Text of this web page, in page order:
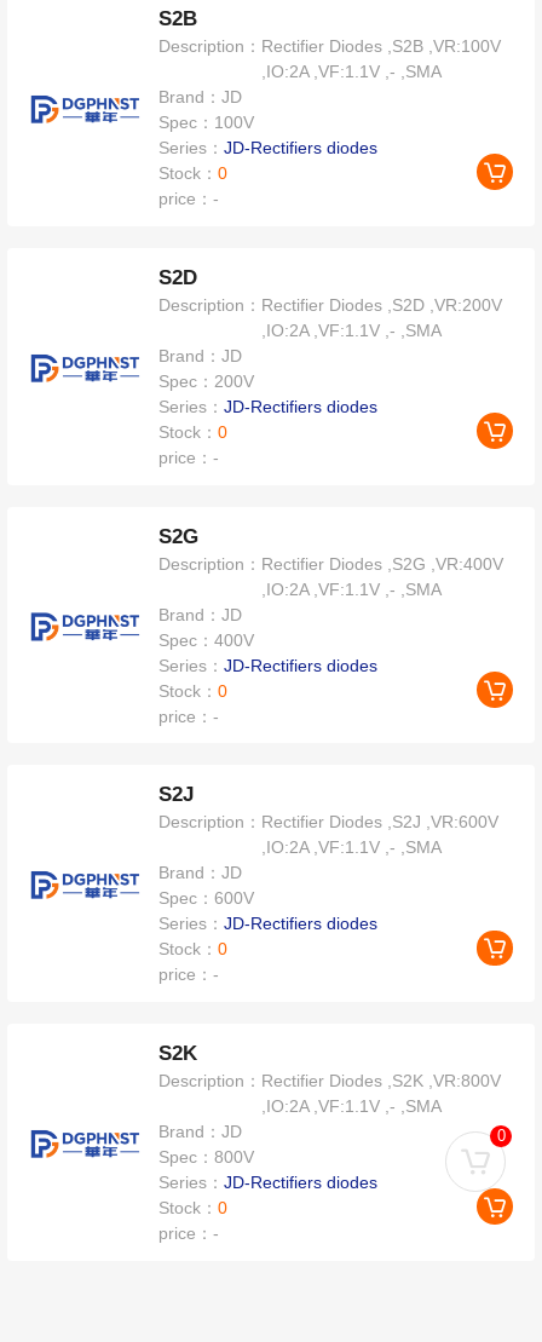
S2B
Description： Rectifier Diodes ,S2B ,VR:100V
,IO:2A ,VF:1.1V ,- ,SMA
Brand：JD
Spec： 100V
Series：JD-Rectifiers diodes
Stock：0
price：-
S2D
Description： Rectifier Diodes ,S2D ,VR:200V
,IO:2A ,VF:1.1V ,- ,SMA
Brand：JD
Spec： 200V
Series：JD-Rectifiers diodes
Stock：0
price：-
S2G
Description： Rectifier Diodes ,S2G ,VR:400V
,IO:2A ,VF:1.1V ,- ,SMA
Brand：JD
Spec：400V
Series：JD-Rectifiers diodes
Stock：0
price：-
S2J
Description： Rectifier Diodes ,S2J ,VR:600V
,IO:2A ,VF:1.1V ,- ,SMA
Brand：JD
Spec：600V
Series：JD-Rectifiers diodes
Stock：0
price：-
S2K
Description： Rectifier Diodes ,S2K ,VR:800V
,IO:2A ,VF:1.1V ,- ,SMA
Brand：JD
Spec：800V
Series：JD-Rectifiers diodes
Stock：0
price：-
0